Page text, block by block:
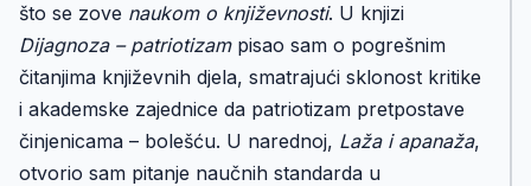
što se zove naukom o književnosti. U knjizi
Dijagnoza – patriotizampisao sam o pogrešnim
čitanjima književnih djela, smatrajući sklonost kritike
i akademske zajednice da patriotizam pretpostave
činjenicama – bolešću. U narednoj, Laža i apanaža,
otvorio sam pitanje naučnih standarda u